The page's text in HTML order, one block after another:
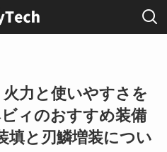
火力と使いやすさを
ィのおすすめ装備
填と刃鱗増装につい